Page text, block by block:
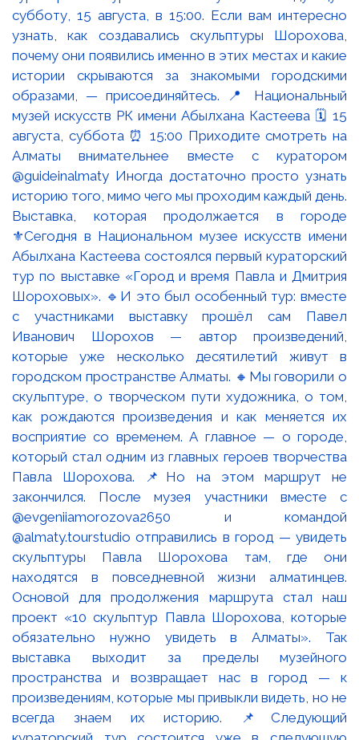
Выставка, которая продолжается в городе
⚜️Сегодня в Национальном музее искусств имени
Абылхана Кастеева состоялся первый кураторский
тур по выставке «Город и время Павла и Дмитрия
Шороховых». 🔹И это был особенный тур: вместе
с участниками выставку прошёл сам Павел
Иванович Шорохов — автор произведений,
которые уже несколько десятилетий живут в
городском пространстве Алматы. 🔸Мы говорили о
скульптуре, о творческом пути художника, о том,
как рождаются произведения и как меняется их
восприятие со временем. А главное — о городе,
который стал одним из главных героев творчества
Павла Шорохова. 📌Но на этом маршрут не
закончился. После музея участники вместе с
@evgeniiamorozova2650 и командой
@almaty.tourstudio отправились в город — увидеть
скульптуры Павла Шорохова там, где они
находятся в повседневной жизни алматинцев.
Основой для продолжения маршрута стал наш
проект «10 скульптур Павла Шорохова, которые
обязательно нужно увидеть в Алматы». Так
выставка выходит за пределы музейного
пространства и возвращает нас в город — к
произведениям, которые мы привыкли видеть, но не
всегда знаем их историю. 📌Следующий